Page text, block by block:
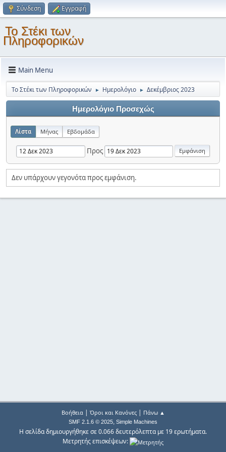
Σύνδεση Εγγραφή
Το Στέκι των
Πληροφορικών
Main Menu
Το Στέκι των Πληροφορικών ► Ημερολόγιο ► Δεκέμβριος 2023
Ημερολόγιο Προσεχώς
Λίστα Μήνας Εβδομάδα
Προς
Δεν υπάρχουν γεγονότα προς εμφάνιση.
Βοήθεια| Όροι και Κανόνες| Πάνω ▲
SMF 2.1.6 © 2025, Simple Machines
Η σελίδα δημιουργήθηκε σε 0.066 δευτερόλεπτα με 19 ερωτήματα.
Μετρητής επισκέψεων: